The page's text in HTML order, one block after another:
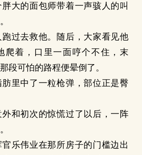
大的面包师带着一声骇人的叫
去救他。随后，大家看见他
爬着，口里一面哼个不住，末
段可怕的路程便晕倒了。
中了一粒枪弹，部位正是臀
初次的惊慌过了以后，一阵
伟业在那所房子的门槛边出